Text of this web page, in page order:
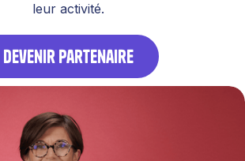
leur activité.
devenir partenaire